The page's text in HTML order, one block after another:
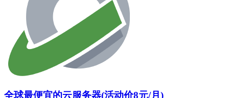
全球最便宜的云服务器(活动价8元/月)